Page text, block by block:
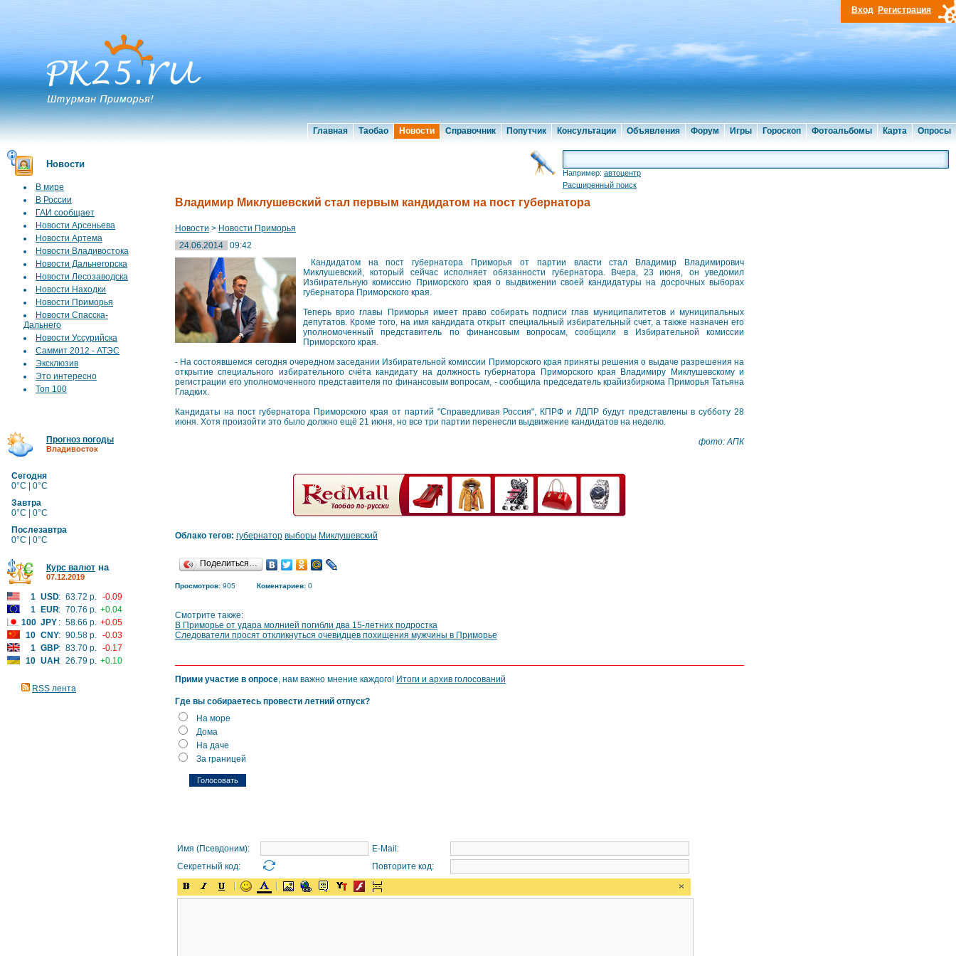
Главная Таобао Новости Справочник Попутчик Консультации Объявления Форум Игры Гороскоп Фотоальбомы Карта Опросы
Вход Регистрация
Новости
В мире
В России
ГАИ сообщает
Новости Арсеньева
Новости Артема
Новости Владивостока
Новости Дальнегорска
Новости Лесозаводска
Новости Находки
Новости Приморья
Новости Спасска-
Дальнего
Новости Уссурийска
Саммит 2012 - АТЭС
Эксклюзив
Это интересно
Топ 100
Прогноз погоды
Владивосток
Сегодня
0°C | 0°C
Завтра
0°C | 0°C
Послезавтра
0°C | 0°C
Курс валют на
07.12.2019
1 USD: 63.72 р. -0.09
1
EUR: 70.76 р. +0.04
100 JPY : 58.66 р. +0.05
10 CNY: 90.58 р. -0.03
1 GBP: 83.70 р. -0.17
10 UAH: 26.79 р. +0.10
RSS лента
Например: автоцентр
Расширенный поиск
Владимир Миклушевский стал первым кандидатом на пост губернатора
Новости > Новости Приморья
24.06.2014
09:42
Кандидатом на пост губернатора Приморья от партии власти стал Владимир Владимирович
Миклушевский, который сейчас исполняет обязанности губернатора. Вчера, 23 июня, он уведомил
Избирательную комиссию Приморского края о выдвижении своей кандидатуры на досрочных выборах
губернатора Приморского края.
Теперь врио главы Приморья имеет право собирать подписи глав муниципалитетов и муниципальных
депутатов. Кроме того, на имя кандидата открыт специальный избирательный счет, а также назначен его
уполномоченный представитель по финансовым вопросам, сообщили в Избирательной комиссии
Приморского края.
- На состоявшемся сегодня очередном заседании Избирательной комиссии Приморского края приняты решения о выдаче разрешения на
открытие специального избирательного счёта кандидату на должность губернатора Приморского края Владимиру Миклушевскому и
регистрации его уполномоченного представителя по финансовым вопросам, - сообщила председатель крайизбиркома Приморья Татьяна
Гладких.
Кандидаты на пост губернатора Приморского края от партий "Справедливая Россия", КПРФ и ЛДПР будут представлены в субботу 28
июня. Хотя произойти это было должно ещё 21 июня, но все три партии перенесли выдвижение кандидатов на неделю.
фото: АПК
Облако тегов: губернатор выборы Миклушевский
Поделиться…
Просмотров: 905 Коментариев: 0
Смотрите также:
В Приморье от удара молнией погибли два 15-летних подростка
Следователи просят откликнуться очевидцев похищения мужчины в Приморье
Прими участие в опросе, нам важно мнение каждого! Итоги и архив голосований
Где вы собираетесь провести летний отпуск?
На море
Дома
На даче
За границей
Имя (Псевдоним):
E-Mail:
Секретный код:
Повторите код: